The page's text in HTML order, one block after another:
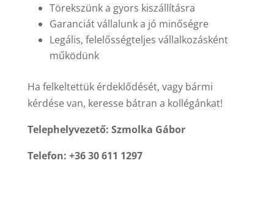
Törekszünk a gyors kiszállításra
Garanciát vállalunk a jó minőségre
Legális, felelősségteljes vállalkozásként
működünk
Ha felkeltettük érdeklődését, vagy bármi
kérdése van, keresse bátran a kollégánkat!
Telephelyvezető: Szmolka Gábor
Telefon: +36 30 611 1297